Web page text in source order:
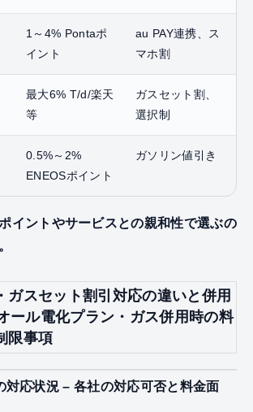
1～4% Pontaポ
イント
au PAY連携、ス
マホ割
最大6% T/d/楽天
等
ガスセット割、
選択制
0.5%～2%
ENEOSポイント
ガソリン値引き
イントやサービスとの親和性で選ぶの
ガスセット割引対応の違いと併用
ール電化プラン・ガス併用時の料
限事項
対応状況 – 各社の対応可否と料金面